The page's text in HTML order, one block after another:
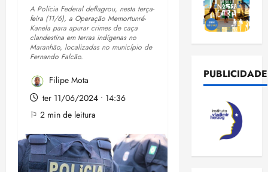
A Polícia Federal deflagrou, nesta terça-
feira (11/6), a Operação Memortunré-
Kanela para apurar crimes de caça
clandestina em terras indígenas no
Maranhão, localizadas no município de
Fernando Falcão.
Filipe Mota
ter 11/06/2024 • 14:36
⚐ 2 min de leitura
PUBLICIDADE